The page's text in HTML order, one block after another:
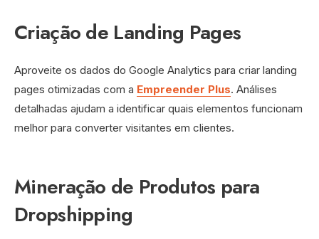
Criação de Landing Pages
Aproveite os dados do Google Analytics para criar landing
pages otimizadas com a Empreender Plus. Análises
detalhadas ajudam a identificar quais elementos funcionam
melhor para converter visitantes em clientes.
Mineração de Produtos para
Dropshipping